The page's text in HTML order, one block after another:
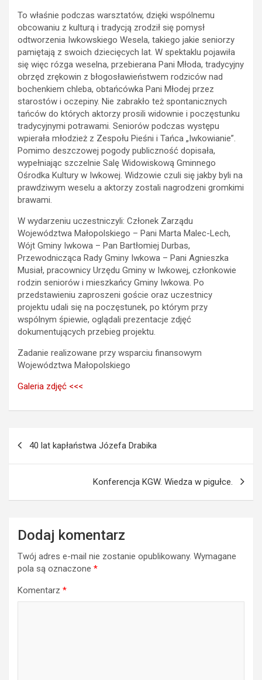
To właśnie podczas warsztatów, dzięki wspólnemu
obcowaniu z kulturą i tradycją zrodził się pomysł
odtworzenia Iwkowskiego Wesela, takiego jakie seniorzy
pamiętają z swoich dziecięcych lat. W spektaklu pojawiła
się więc rózga weselna, przebierana Pani Młoda, tradycyjny
obrzęd zrękowin z błogosławieństwem rodziców nad
bochenkiem chleba, obtańcówka Pani Młodej przez
starostów i oczepiny. Nie zabrakło też spontanicznych
tańców do których aktorzy prosili widownie i poczęstunku
tradycyjnymi potrawami. Seniorów podczas występu
wpierała młodzież z Zespołu Pieśni i Tańca „Iwkowianie”.
Pomimo deszczowej pogody publiczność dopisała,
wypełniając szczelnie Salę Widowiskową Gminnego
Ośrodka Kultury w Iwkowej. Widzowie czuli się jakby byli na
prawdziwym weselu a aktorzy zostali nagrodzeni gromkimi
brawami.
W wydarzeniu uczestniczyli: Członek Zarządu
Województwa Małopolskiego – Pani Marta Malec-Lech,
Wójt Gminy Iwkowa – Pan Bartłomiej Durbas,
Przewodnicząca Rady Gminy Iwkowa – Pani Agnieszka
Musiał, pracownicy Urzędu Gminy w Iwkowej, członkowie
rodzin seniorów i mieszkańcy Gminy Iwkowa. Po
przedstawieniu zaproszeni goście oraz uczestnicy
projektu udali się na poczęstunek, po którym przy
wspólnym śpiewie, oglądali prezentacje zdjęć
dokumentujących przebieg projektu.
Zadanie realizowane przy wsparciu finansowym
Województwa Małopolskiego
Galeria zdjęć <<<
40 lat kapłaństwa Józefa Drabika
Konferencja KGW. Wiedza w pigułce.
Dodaj komentarz
Twój adres e-mail nie zostanie opublikowany. Wymagane
pola są oznaczone *
Komentarz *